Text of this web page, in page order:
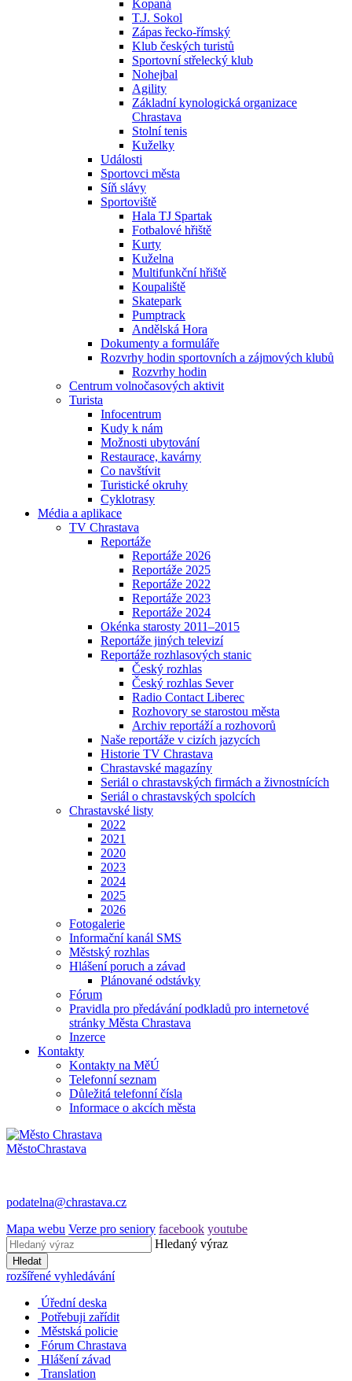
Kopaná
T.J. Sokol
Zápas řecko-římský
Klub českých turistů
Sportovní střelecký klub
Nohejbal
Agility
Základní kynologická organizace
Chrastava
Stolní tenis
Kuželky
Události
Sportovci města
Síň slávy
Sportoviště
Hala TJ Spartak
Fotbalové hřiště
Kurty
Kuželna
Multifunkční hřiště
Koupaliště
Skatepark
Pumptrack
Andělská Hora
Dokumenty a formuláře
Rozvrhy hodin sportovních a zájmových klubů
Rozvrhy hodin
Centrum volnočasových aktivit
Turista
Infocentrum
Kudy k nám
Možnosti ubytování
Restaurace, kavárny
Co navštívit
Turistické okruhy
Cyklotrasy
Média a aplikace
TV Chrastava
Reportáže
Reportáže 2026
Reportáže 2025
Reportáže 2022
Reportáže 2023
Reportáže 2024
Okénka starosty 2011–2015
Reportáže jiných televizí
Reportáže rozhlasových stanic
Český rozhlas
Český rozhlas Sever
Radio Contact Liberec
Rozhovory se starostou města
Archiv reportáží a rozhovorů
Naše reportáže v cizích jazycích
Historie TV Chrastava
Chrastavské magazíny
Seriál o chrastavských firmách a živnostnících
Seriál o chrastavských spolcích
Chrastavské listy
2022
2021
2020
2023
2024
2025
2026
Fotogalerie
Informační kanál SMS
Městský rozhlas
Hlášení poruch a závad
Plánované odstávky
Fórum
Pravidla pro předávání podkladů pro internetové
stránky Města Chrastava
Inzerce
Kontakty
Kontakty na MěÚ
Telefonní seznam
Důležitá telefonní čísla
Informace o akcích města
MěstoChrastava
podatelna@chrastava.cz
Mapa webu Verze pro seniory facebook youtube
Hledaný výraz
Hledat
rozšířené vyhledávání
Úřední deska
Potřebuji zařídit
Městská policie
Fórum Chrastava
Hlášení závad
Translation